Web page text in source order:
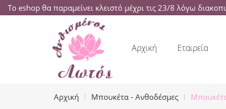
Το eshop θα παραμείνει κλειστό μέχρι τις 23/8 λόγω
Αρχική Εταιρεία
Αρχική Μπουκέτα - Ανθοδέσμες